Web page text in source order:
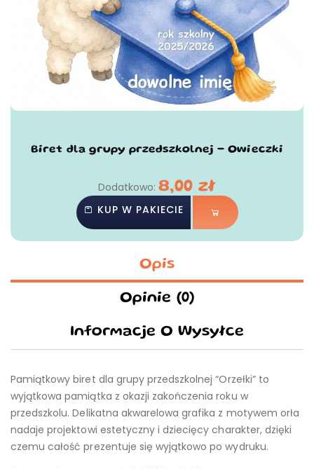
Biret dla grupy przedszkolnej - Owieczki
Dodatkowo:8,00zł
KUP W PAKIECIE
Opis
Opinie (0)
Informacje O Wysyłce
Pamiątkowy biret dla grupy przedszkolnej “Orzełki” to
wyjątkowa pamiątka z okazji zakończenia roku w
przedszkolu. Delikatna akwarelowa grafika z motywem orła
nadaje projektowi estetyczny i dziecięcy charakter, dzięki
czemu całość prezentuje się wyjątkowo po wydruku.